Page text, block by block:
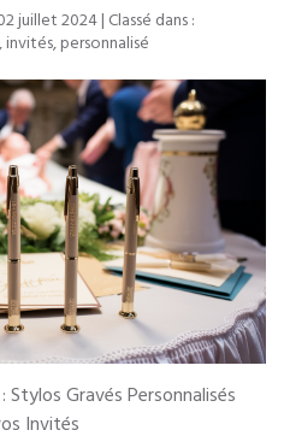
juillet 2024| Classé dans :
,invités,personnalisé
Gravés Personnalisés
Invités